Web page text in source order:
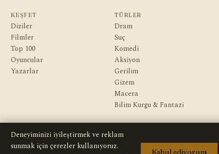
KEŞFET
Diziler
Filmler
Top 100
Oyuncular
Yazarlar
TÜRLER
Dram
Suç
Komedi
Aksiyon
Gerilim
Gizem
Macera
Bilim Kurgu & Fantazi
Hakkımızda
Editoryal İlkeler
Deneyiminizi iyileştirmek ve reklam
sunmak için çerezler kullanıyoruz.
Kabul ediyorum